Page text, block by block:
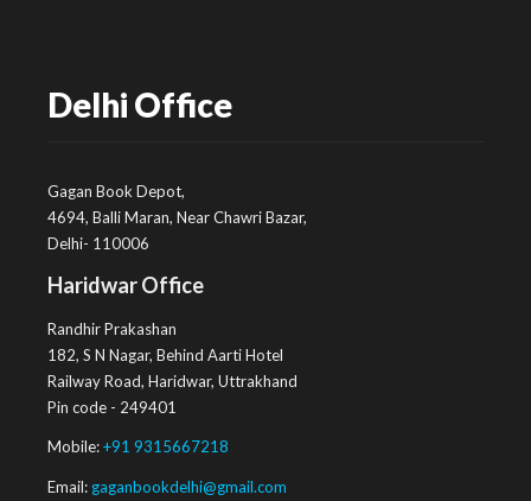
Delhi Office
Gagan Book Depot,
4694, Balli Maran, Near Chawri Bazar,
Delhi- 110006
Haridwar Office
Randhir Prakashan
182, S N Nagar, Behind Aarti Hotel
Railway Road, Haridwar, Uttrakhand
Pin code - 249401
Mobile:+91 9315667218
Email: gaganbookdelhi@gmail.com